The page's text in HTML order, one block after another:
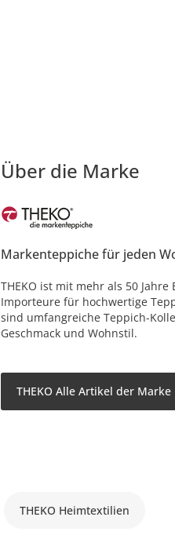
Über die Marke
Markenteppiche für jeden
THEKO ist mit mehr als 50
Importeure für hochwertige
sind umfangreiche Teppich-
Geschmack und Wohnstil.
THEKO Alle Artikel der Marke
THEKO Heimtextilien